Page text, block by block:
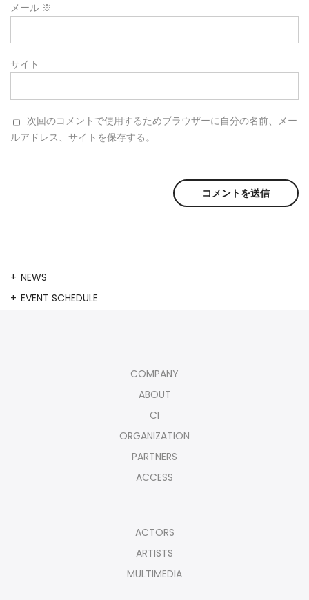
メール ※
サイト
次回のコメントで使用するためブラウザーに自分の名前、メー
ルアドレス、サイトを保存する。
NEWS
EVENT SCHEDULE
COMPANY
ABOUT
CI
ORGANIZATION
PARTNERS
ACCESS
ACTORS
ARTISTS
MULTIMEDIA